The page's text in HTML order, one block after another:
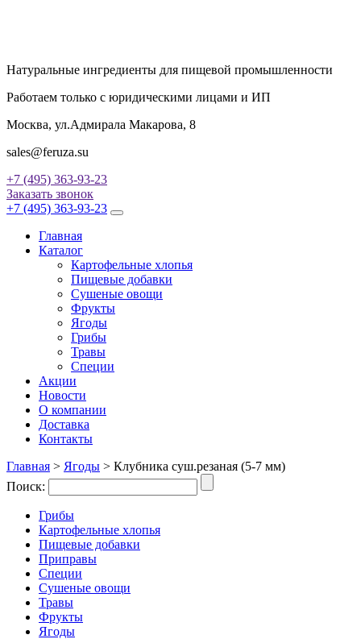
Натуральные ингредиенты для пищевой промышленности
Работаем только с юридическими лицами и ИП
Москва, ул.Адмирала Макарова, 8
sales@feruza.su
+7 (495) 363-93-23
Заказать звонок
+7 (495) 363-93-23
Главная
Каталог
Картофельные хлопья
Пищевые добавки
Сушеные овощи
Фрукты
Ягоды
Грибы
Травы
Специи
Акции
Новости
О компании
Доставка
Контакты
Главная > Ягоды > Клубника суш.резаная (5-7 мм)
Поиск:
Грибы
Картофельные хлопья
Пищевые добавки
Приправы
Специи
Сушеные овощи
Травы
Фрукты
Ягоды